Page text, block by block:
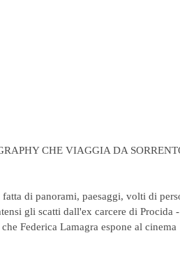
CHE VIAGGIA DA
di panorami, paesaggi, volti di
gli scatti dall'ex carcere di Procida
Federica Lamagra espone al cinema